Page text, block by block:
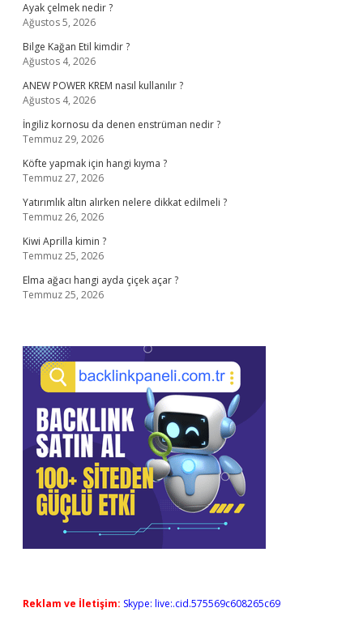
Ayak çelmek nedir ?
Ağustos 5, 2026
Bilge Kağan Etil kimdir ?
Ağustos 4, 2026
ANEW POWER KREM nasıl kullanılır ?
Ağustos 4, 2026
İngiliz kornosu da denen enstrüman nedir ?
Temmuz 29, 2026
Köfte yapmak için hangi kıyma ?
Temmuz 27, 2026
Yatırımlık altın alırken nelere dikkat edilmeli ?
Temmuz 26, 2026
Kiwi Aprilla kimin ?
Temmuz 25, 2026
Elma ağacı hangi ayda çiçek açar ?
Temmuz 25, 2026
Reklam ve İletişim: Skype: live:.cid.575569c608265c69